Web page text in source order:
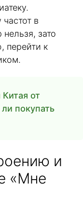
в
зато
перейти к
от
покупать
и
«Мне